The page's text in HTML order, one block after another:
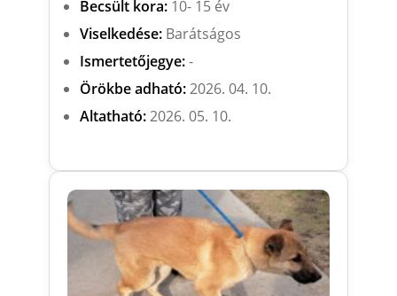
Becsült kora:10- 15 év
Viselkedése:Barátságos
Ismertetőjegye:-
Örökbe adható:2026. 04. 10.
Altatható:2026. 05. 10.